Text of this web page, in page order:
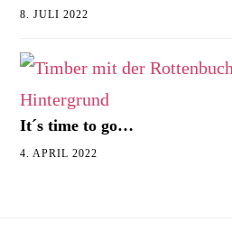
8. JULI 2022
It´s time to go…
4. APRIL 2022